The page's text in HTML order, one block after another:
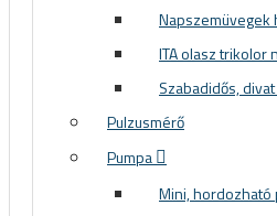
Napszemüvegek
ITA olasz trikolor
Szabadidős,
Pulzusmérő
Pumpa
Mini, hordozható